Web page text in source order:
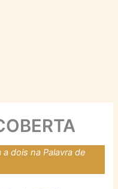
dois na Palavra de